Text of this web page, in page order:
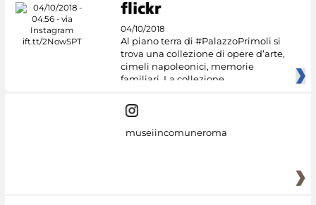
04/10/2018
Al piano terra di #PalazzoPrimoli si
trova una collezione di opere d’arte,
cimeli napoleonici, memorie
familiari. La collezione
museiincomuneroma